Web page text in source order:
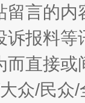
留言的内
诉报料
而直接
众/民